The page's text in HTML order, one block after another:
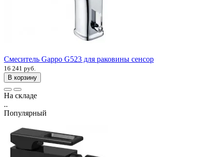
Смеситель Gappo G523 для раковины сенсор
16 241 руб.
В корзину
На складе
..
Популярный